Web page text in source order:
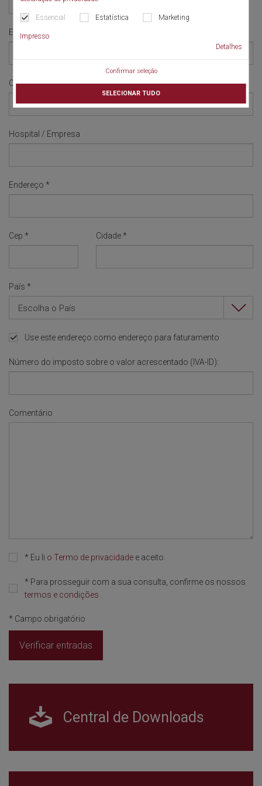
Essencial Estatística Marketing
Impresso
Detalhes
Confirmar seleção
SELECIONAR TUDO
E-mail
Celular
Hospital / Empresa
Endereço *
Cep * Cidade *
País *
Escolha o País
Use este endereço como endereço para faturamento
Número do imposto sobre o valor acrescentado (IVA-ID):
Comentário
* Eu li o Termo de privacidade e aceito.
* Para prosseguir com a sua consulta, confirme os nossos
termos e condições
* Campo obrigatório
Verificar entradas
Central de Downloads